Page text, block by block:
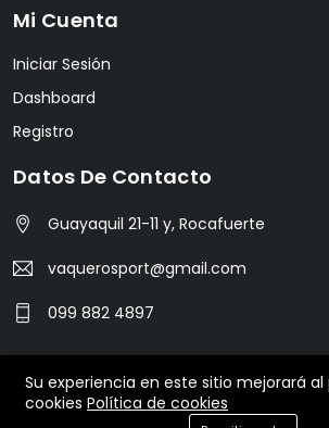
Mi Cuenta
Iniciar Sesión
Dashboard
Registro
Datos De Contacto
Guayaquil 21-11 y, Rocafuerte
vaquerosport@gmail.com
099 882 4897
© 2024 Vaquero Sport. All Rights
Su experiencia en este sitio mejorará al
cookies Política de cookies